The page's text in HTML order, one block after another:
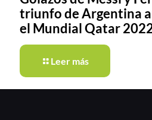
triunfo de Argentina
el Mundial Qatar
Leer más